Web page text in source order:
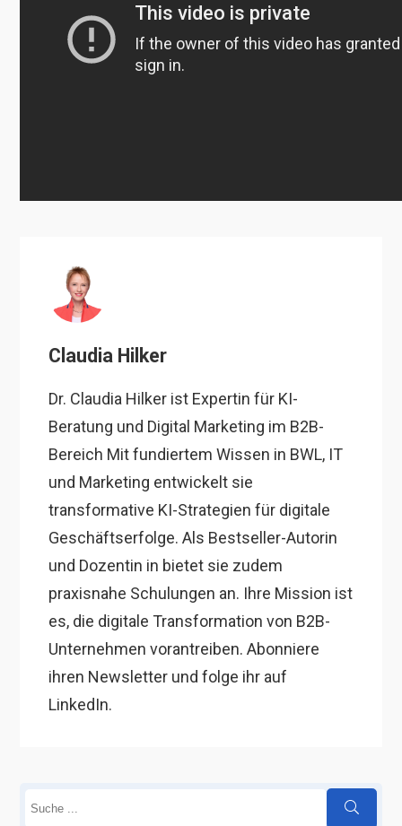
Claudia Hilker
Dr. Claudia Hilker ist Expertin für KI-
Beratung und Digital Marketing im B2B-
Bereich Mit fundiertem Wissen in BWL, IT
und Marketing entwickelt sie
transformative KI-Strategien für digitale
Geschäftserfolge. Als Bestseller-Autorin
und Dozentin in bietet sie zudem
praxisnahe Schulungen an. Ihre Mission ist
es, die digitale Transformation von B2B-
Unternehmen vorantreiben. Abonniere
ihren Newsletter und folge ihr auf
LinkedIn.